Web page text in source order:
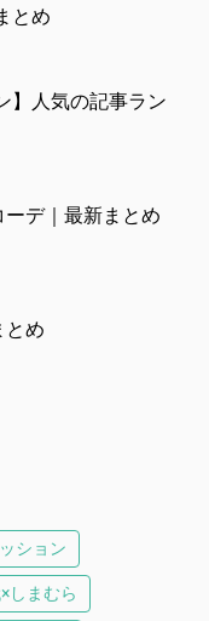
とめ
】人気の記事ラン
ーデ｜最新まとめ
とめ
ション
しまむら